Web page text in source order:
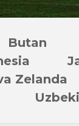
Butan
Zelanda